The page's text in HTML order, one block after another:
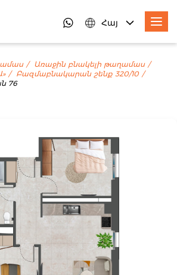
Հայ
Առաջին բնակելի թաղամաս
Բազմաբնակարան շենք 320/10
76